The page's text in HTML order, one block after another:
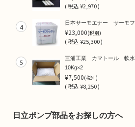
(税込¥2,970 )
4 日本サーモエナー サーモ
¥23,000(税別)
(税込¥25,300 )
5
三浦工業 カマトール 軟水
10Kg×2
¥7,500(税別)
(税込¥8,250 )
日立ポンプ部品をお探しの方へ